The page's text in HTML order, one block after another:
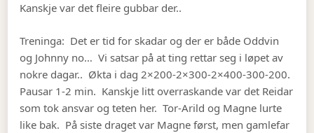
Kanskje var det fleire gubbar der..
Treninga: Det er tid for skadar og der er både Oddvin
og Johnny no… Vi satsar på at ting rettar seg i løpet av
nokre dagar.. Økta i dag 2×200-2×300-2×400-300-200.
Pausar 1-2 min. Kanskje litt overraskande var det Reidar
som tok ansvar og teten her. Tor-Arild og Magne lurte
like bak. På siste draget var Magne først, men gamlefar